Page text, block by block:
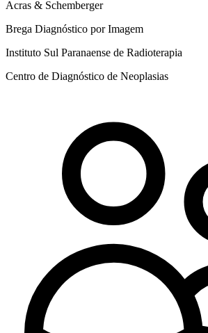
Acras & Schemberger
Brega Diagnóstico por Imagem
Instituto Sul Paranaense de Radioterapia
Centro de Diagnóstico de Neoplasias